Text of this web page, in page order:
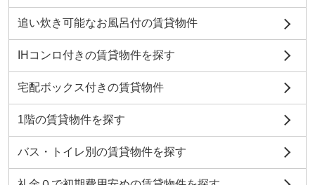
追い炊き可能なお風呂付の賃貸物件
IHコンロ付きの賃貸物件を探す
宅配ボックス付きの賃貸物件
1階の賃貸物件を探す
バス・トイレ別の賃貸物件を探す